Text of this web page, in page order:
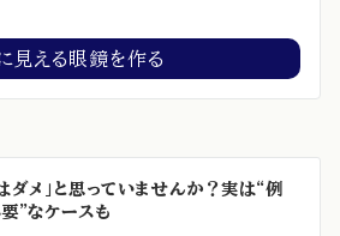
見える眼鏡を作る
はダメ」と思っていませんか？実は“例
”なケースも